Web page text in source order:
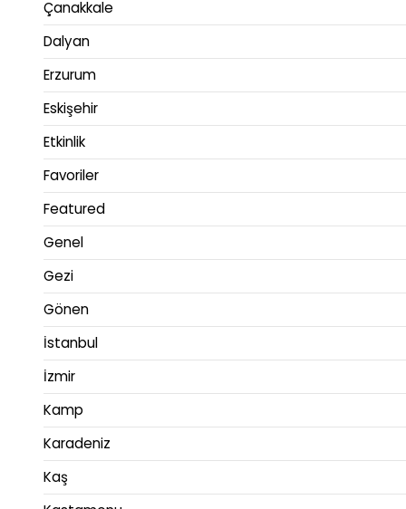
Çanakkale
Dalyan
Erzurum
Eskişehir
Etkinlik
Favoriler
Featured
Genel
Gezi
Gönen
İstanbul
İzmir
Kamp
Karadeniz
Kaş